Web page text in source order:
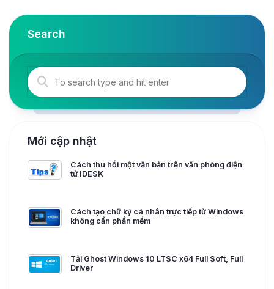
Search
Mới cập nhật
Cách thu hồi một văn bản trên văn phòng điện
tử IDESK
Cách tạo chữ ký cá nhân trực tiếp từ Windows
không cần phần mềm
Tải Ghost Windows 10 LTSC x64 Full Soft, Full
Driver